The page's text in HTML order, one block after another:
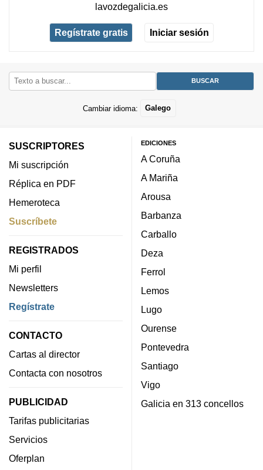
lavozdegalicia.es
Regístrate gratis Iniciar sesión
Cambiar idioma: Galego
SUSCRIPTORES
Mi suscripción
Réplica en PDF
Hemeroteca
Suscríbete
REGISTRADOS
Mi perfil
Newsletters
Regístrate
CONTACTO
Cartas al director
Contacta con nosotros
PUBLICIDAD
Tarifas publicitarias
Servicios
Oferplan
EDICIONES
A Coruña
A Mariña
Arousa
Barbanza
Carballo
Deza
Ferrol
Lemos
Lugo
Ourense
Pontevedra
Santiago
Vigo
Galicia en 313 concellos